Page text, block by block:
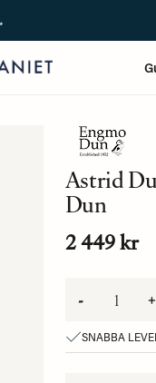
Astrid
Dun
2 449 kr
- +
SNABBA